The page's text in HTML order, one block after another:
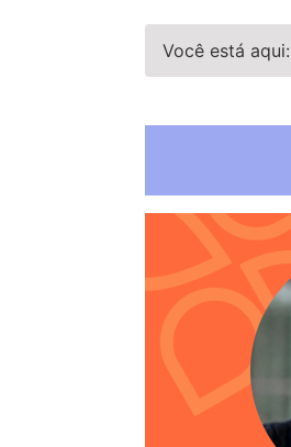
Você está aqui: